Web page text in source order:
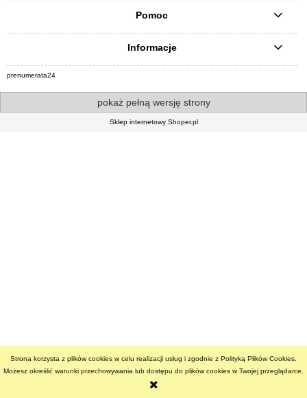
Strona korzysta z plików cookies w celu realizacji usług i zgodnie z Polityką Plików Cookies.
Możesz określić warunki przechowywania lub dostępu do plików cookies w Twojej przeglądarce.
Pomoc
Informacje
prenumerata24
pokaż pełną wersję strony
Sklep internetowy Shoper.pl